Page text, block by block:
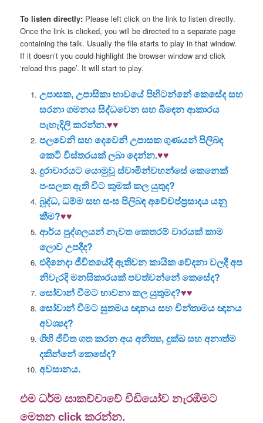
To listen directly: Please left click on the link to listen directly.
Once the link is clicked, you will be directed to a separate page
containing the talk. Usually the file starts to play in that window.
If it doesn’t you could highlight the browser window and click
‘reload this page’. It will start to play.
උපාසක, උපාසිකා භාවයේ පිහිටන්නේ කෙසේද සහ
සරනා ගමනය සිද්ධවෙන සහ බිඳෙන ආකාරය
පැහැදිලි කරන්න.♥♥
පලවෙනි සහ දෙවෙනි උපාසක ගුණයන් පිලිබඳ
කෙටි විස්තරයක් ලබා දෙන්න.♥♥
දුරාචාරයට යොමුවූ ස්වාමින්වහන්සේ කෙනෙක්
පංසලක ඇති විට කුමක් කල යුතුද?
බුද්ධ, ධම්ම සහ සංඝ පිලිබඳ අවේචප්ප්‍රසාදය යනු
කීම?♥♥
ආර්ය පුද්ගලයන් නැවත කෙතරම් වාරයක් කාම
ලොව උපදීද?
එදිනෙදා ජීවිතයේදී ඇතිවන කායික වේදනා වලදී අප
නිවැරදි මනසිකාරයක් පවත්වන්නේ කෙසේද?
සෝවාන් වීමට භාවනා කල යුතුමද?♥♥
සෝවාන් වීමට සුතමය ඥානය සහ චින්තාමය ඥානය
අවශ්‍යද?
ගිහි ජීවිත ගත කරන අය අනිත්‍ය, දුක්ඛ සහ අනාත්ම
දකින්නේ කෙසේද?
අවසානය.
එම ධර්ම සාකච්චාවේ වීඩියෝව නැරඹීමට
මෙතන click කරන්න.